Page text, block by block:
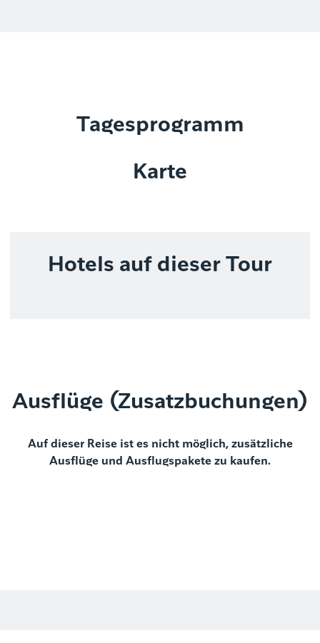
Tagesprogramm
Karte
Hotels auf dieser Tour
Ausflüge (Zusatzbuchungen)
Auf dieser Reise ist es nicht möglich, zusätzliche
Ausflüge und Ausflugspakete zu kaufen.